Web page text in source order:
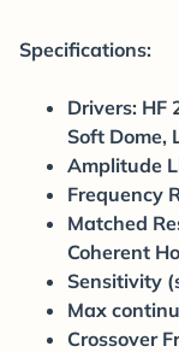
Specifications:
Drivers: HF
Soft Dome,
Amplitude
Frequency
Matched
Coherent
Sensitivity
Max
Crossover